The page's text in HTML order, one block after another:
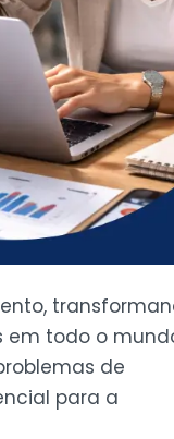
em todo o
de
para a